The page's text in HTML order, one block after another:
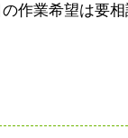
作業希望は要相